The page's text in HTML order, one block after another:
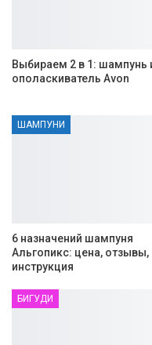
Выбираем 2 в 1: шампунь
ополаскиватель Avon
ШАМПУНИ
6 назначений шампуня
Альгопикс: цена, отзывы,
инструкция
БИГУДИ